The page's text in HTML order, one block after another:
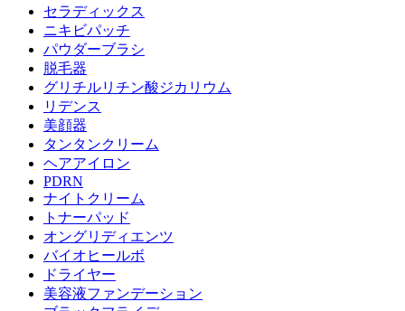
セラディックス
ニキビパッチ
パウダーブラシ
脱毛器
グリチルリチン酸ジカリウム
リデンス
美顔器
タンタンクリーム
ヘアアイロン
PDRN
ナイトクリーム
トナーパッド
オングリディエンツ
バイオヒールボ
ドライヤー
美容液ファンデーション